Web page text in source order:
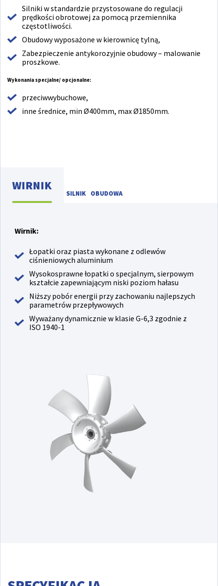
Silniki w standardzie przystosowane do regulacji
prędkości obrotowej za pomocą przemiennika
częstotliwości.
Obudowy wyposażone w kierownicę tylną,
Zabezpieczenie antykorozyjnie obudowy – malowanie
proszkowe.
Wykonania specjalne/ opcjonalne:
przeciwwybuchowe,
inne średnice, min Ø400mm, max Ø1850mm.
WIRNIK
SILNIK OBUDOWA
Wirnik:
Łopatki oraz piasta wykonane z odlewów
ciśnieniowych aluminium
Wysokosprawne łopatki o specjalnym, sierpowym
kształcie zapewniającym niski poziom hałasu
Niższy pobór energii przy zachowaniu najlepszych
parametrów przepływowych
Wyważany dynamicznie w klasie G-6,3 zgodnie z
ISO 1940-1